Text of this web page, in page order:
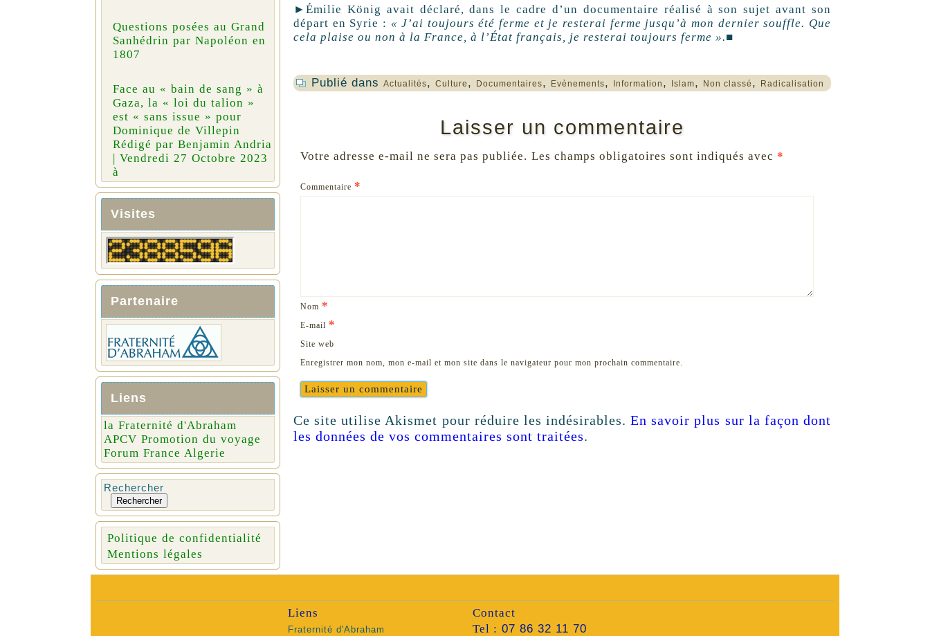
Questions posées au Grand
Sanhédrin par Napoléon en
1807
Face au « bain de sang » à
Gaza, la « loi du talion »
est « sans issue » pour
Dominique de Villepin
Rédigé par Benjamin Andria
| Vendredi 27 Octobre 2023
à
Visites
Partenaire
Liens
la Fraternité d'Abraham
APCV Promotion du voyage
Forum France Algerie
Rechercher
Rechercher
Politique de confidentialité
Mentions légales
►Émilie König avait déclaré, dans le cadre d’un documentaire réalisé à son sujet avant son
départ en Syrie : « J’ai toujours été ferme et je resterai ferme jusqu’à mon dernier souffle. Que
cela plaise ou non à la France, à l’État français, je resterai toujours ferme ».■
Publié dans Actualités, Culture , Documentaires, Evènements, Information , Islam, Non classé , Radicalisation
Laisser un commentaire
Votre adresse e-mail ne sera pas publiée. Les champs obligatoires sont indiqués avec *
Commentaire *
Nom *
E-mail *
Site web
Enregistrer mon nom, mon e-mail et mon site dans le navigateur pour mon prochain commentaire.
Ce site utilise Akismet pour réduire les indésirables.En savoir plus sur la façon dont
les données de vos commentaires sont traitées.
Liens
Fraternité d'Abraham
Contact
Tel : 07 86 32 11 70